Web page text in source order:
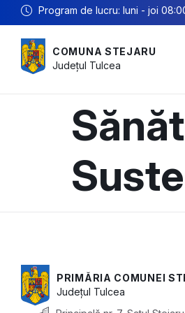
Program de lucru: luni - joi
COMUNA STEJARU
Județul Tulcea
PRIMĂRIA COMUNEI
Județul Tulcea